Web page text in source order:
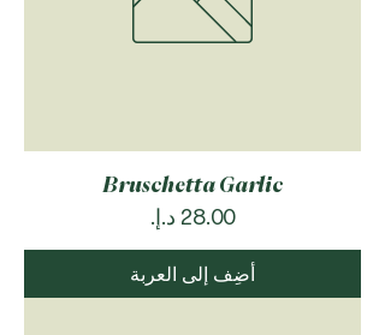
Bruschetta Garlic
السعر‏28.00 د.إ.‏
أضِف إلى العربة